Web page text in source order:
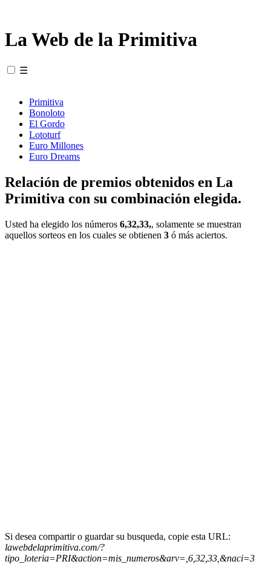
La Web de la Primitiva
☰
Primitiva
Bonoloto
El Gordo
Lototurf
Euro Millones
Euro Dreams
Relación de premios obtenidos en La
Primitiva con su combinación elegida.
Usted ha elegido los números 6,32,33,, solamente se muestran
aquellos sorteos en los cuales se obtienen 3 ó más aciertos.
Si desea compartir o guardar su busqueda, copie esta URL:
lawebdelaprimitiva.com/?
tipo_loteria=PRI&action=mis_numeros&arv=,6,32,33,&naci=3